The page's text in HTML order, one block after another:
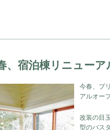
、宿泊棟リニューア
今春、プ
アルオー
改装の目
型のバス